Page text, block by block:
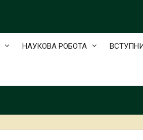
НАУКОВА РОБОТА